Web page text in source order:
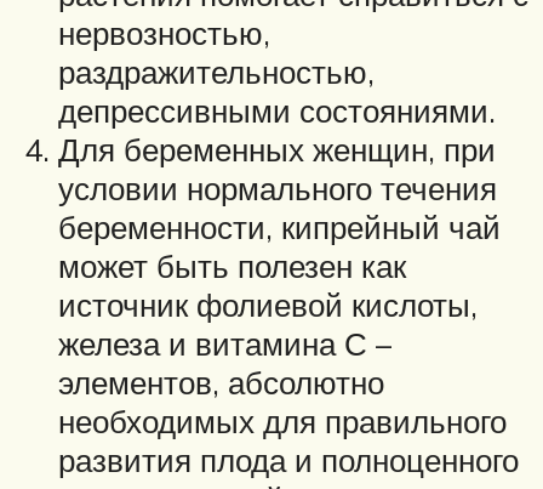
нервозностью,
раздражительностью,
депрессивными состояниями.
Для беременных женщин, при
условии нормального течения
беременности, кипрейный чай
может быть полезен как
источник фолиевой кислоты,
железа и витамина С –
элементов, абсолютно
необходимых для правильного
развития плода и полноценного